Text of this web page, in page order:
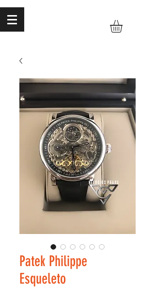
Patek Philippe
Esqueleto